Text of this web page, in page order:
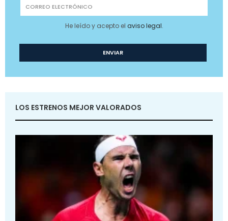
He leído y acepto el aviso legal.
LOS ESTRENOS MEJOR VALORADOS